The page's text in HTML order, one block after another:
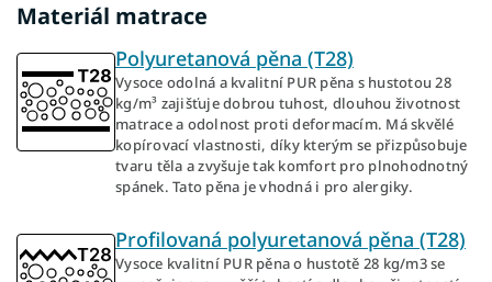
Materiál matrace
Polyuretanová pěna (T28)
Vysoce odolná a kvalitní PUR pěna s hustotou 28
kg/m³ zajišťuje dobrou tuhost, dlouhou životnost
matrace a odolnost proti deformacím. Má skvělé
kopírovací vlastnosti, díky kterým se přizpůsobuje
tvaru těla a zvyšuje tak komfort pro plnohodnotný
spánek. Tato pěna je vhodná i pro alergiky.
Profilovaná polyuretanová pěna (T28)
Vysoce kvalitní PUR pěna o hustotě 28 kg/m3 se